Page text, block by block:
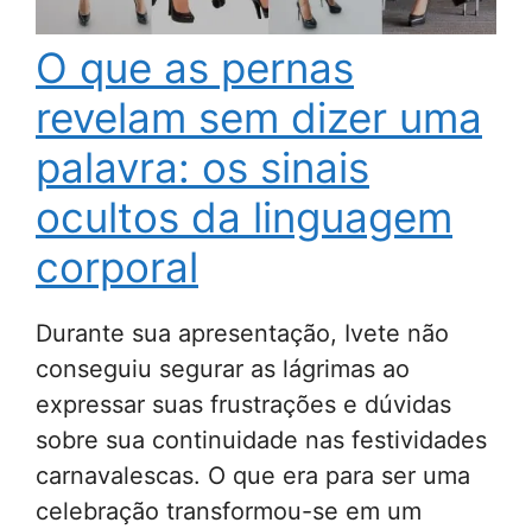
O que as pernas
revelam sem dizer uma
palavra: os sinais
ocultos da linguagem
corporal
Durante sua apresentação, Ivete não
conseguiu segurar as lágrimas ao
expressar suas frustrações e dúvidas
sobre sua continuidade nas festividades
carnavalescas. O que era para ser uma
celebração transformou-se em um